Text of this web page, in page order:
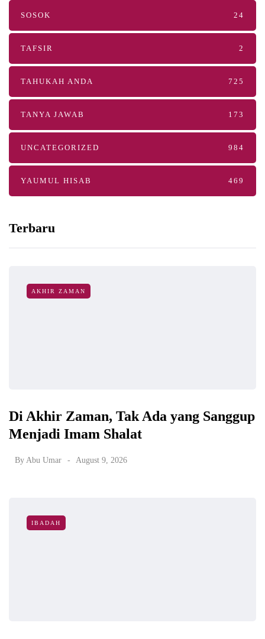
SOSOK 24
TAFSIR 2
TAHUKAH ANDA 725
TANYA JAWAB 173
UNCATEGORIZED 984
YAUMUL HISAB 469
Terbaru
AKHIR ZAMAN
Di Akhir Zaman, Tak Ada yang Sanggup
Menjadi Imam Shalat
By Abu Umar August 9, 2026
IBADAH